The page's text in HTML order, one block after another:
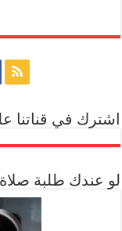
اشترك في قناتنا
لو عندك طلبة